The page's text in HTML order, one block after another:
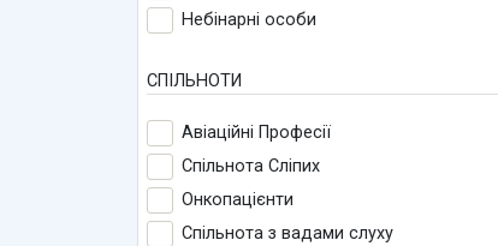
Небінарні особи
СПІЛЬНОТИ
Авіаційні Професії
Спільнота Сліпих
Онкопацієнти
Спільнота з вадами слуху